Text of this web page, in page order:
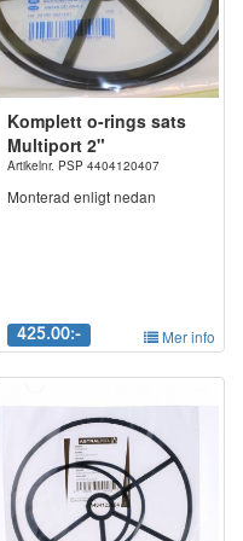
Komplett o-rings sats
Multiport 2"
Artikelnr. PSP 4404120407
Monterad enligt nedan
425.00:- Mer info